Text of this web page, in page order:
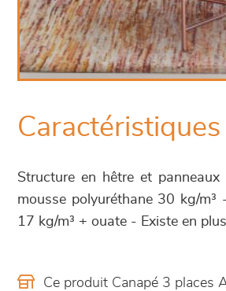
Structure en hêtre et
mousse polyuréthane 30 kg/
17 kg/m³ + ouate - Existe en
Ce produit Canapé 3 places